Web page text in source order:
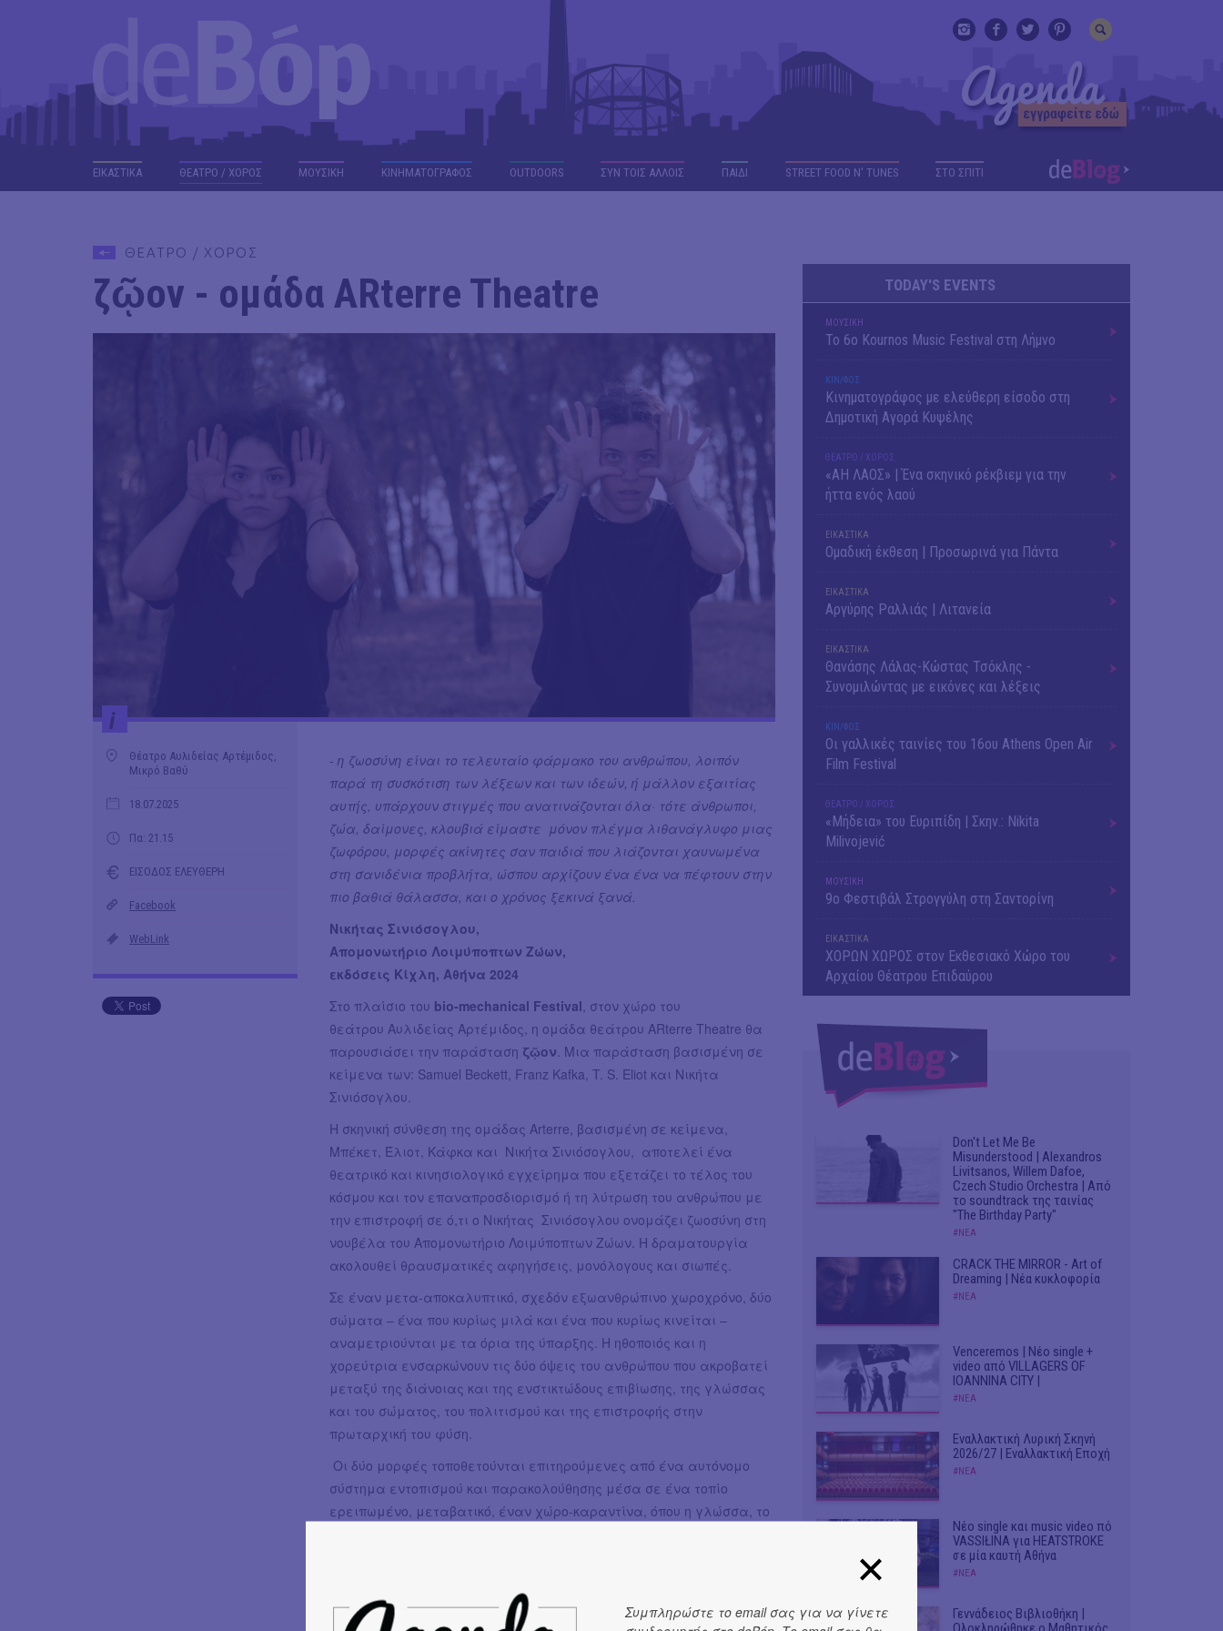
ΕΙΚΑΣΤΙΚΑ ΘΕΑΤΡΟ / ΧΟΡΟΣ ΜΟΥΣΙΚΗ ΚΙΝΗΜΑΤΟΓΡΑΦΟΣ OUTDΟORS ΣΥΝ ΤΟΙΣ ΑΛΛΟΙΣ ΠΑΙΔΙ STREET FOOD N' TUNES ΣΤΟ ΣΠΙΤΙ
ΘΕΑΤΡΟ / ΧΟΡΟΣ
ζῷον - ομάδα ARterre Theatre
i
Θέατρο Αυλιδείας Αρτέμιδος,
Μικρό Βαθύ
18.07.2025
Πα: 21.15
ΕΙΣΟΔΟΣ ΕΛΕΥΘΕΡΗ
Facebook
WebLink
- η ζωοσύνη είναι το τελευταίο φάρμακο του ανθρώπου, λοιπόν
παρά τη συσκότιση των λέξεων και των ιδεών, ή μάλλον εξαιτίας
αυτής, υπάρχουν στιγμές που ανατινάζονται όλα· τότε άνθρωποι,
ζώα, δαίμονες, κλουβιά είμαστε μόνον πλέγμα λιθανάγλυφο μιας
ζωφόρου, μορφές ακίνητες σαν παιδιά που λιάζονται χαυνωμένα
στη σανιδένια προβλήτα, ώσπου αρχίζουν ένα ένα να πέφτουν στην
πιο βαθιά θάλασσα, και ο χρόνος ξεκινά ξανά.
Νικήτας Σινιόσογλου,
Απομονωτήριο Λοιμύποπτων Ζώων,
εκδόσεις Κίχλη, Αθήνα 2024
Στο πλαίσιο του bio-mechanical Festival , στον χώρο του
θεάτρου Αυλιδείας Αρτέμιδος, η ομάδα θεάτρου ARterre Theatre θα
παρουσιάσει την παράσταση ζῷον . Μια παράσταση βασισμένη σε
κείμενα των: Samuel Beckett, Franz Kafka, T. S. Eliot και Νικήτα
Σινιόσογλου.
Η σκηνική σύνθεση της ομάδας Arterre, βασισμένη σε κείμενα,
Μπέκετ, Έλιοτ, Κάφκα και Νικήτα Σινιόσογλου, αποτελεί ένα
θεατρικό και κινησιολογικό εγχείρημα που εξετάζει το τέλος του
κόσμου και τον επαναπροσδιορισμό ή τη λύτρωση του ανθρώπου με
την επιστροφή σε ό,τι ο Νικήτας Σινιόσογλου ονομάζει ζωοσύνη στη
νουβέλα του Απομονωτήριο Λοιμύποπτων Ζώων. Η δραματουργία
ακολουθεί θραυσματικές αφηγήσεις, μονόλογους και σιωπές.
Σε έναν μετα-αποκαλυπτικό, σχεδόν εξωανθρώπινο χωροχρόνο, δύο
σώματα – ένα που κυρίως μιλά και ένα που κυρίως κινείται –
αναμετριούνται με τα όρια της ύπαρξης. Η ηθοποιός και η
χορεύτρια ενσαρκώνουν τις δύο όψεις του ανθρώπου που ακροβατεί
μεταξύ της διάνοιας και της ενστικτώδους επιβίωσης, της γλώσσας
και του σώματος, του πολιτισμού και της επιστροφής στην
πρωταρχική του φύση.
Οι δύο μορφές τοποθετούνται επιτηρούμενες από ένα αυτόνομο
σύστημα εντοπισμού και παρακολούθησης μέσα σε ένα τοπίο
ερειπωμένο, μεταβατικό, έναν χώρο-καραντίνα, όπου η γλώσσα, το
υπακούοντας σε φυσικές ανάγκες. Το «λοιμύποπτο ζώο» της
παράστασης δεν είναι μόνο το υποκείμενο που έχει ασθενήσει και
TODAY'S EVENTS
ΜΟΥΣΙΚΗ
Το 6ο Kournos Music Festival στη Λήμνο
ΚΙΝ/ΦΟΣ
Κινηματογράφος με ελεύθερη είσοδο στη
Δημοτική Αγορά Κυψέλης
ΘΕΑΤΡΟ / ΧΟΡΟΣ
«ΑΗ ΛΑΟΣ» | Ένα σκηνικό ρέκβιεμ για την
ήττα ενός λαού
ΕΙΚΑΣΤΙΚΑ
Ομαδική έκθεση | Προσωρινά για Πάντα
ΕΙΚΑΣΤΙΚΑ
Αργύρης Ραλλιάς | Λιτανεία
ΕΙΚΑΣΤΙΚΑ
Θανάσης Λάλας-Κώστας Τσόκλης -
Συνομιλώντας με εικόνες και λέξεις
ΚΙΝ/ΦΟΣ
Οι γαλλικές ταινίες του 16ου Athens Open Air
Film Festival
ΘΕΑΤΡΟ / ΧΟΡΟΣ
«Μήδεια» του Ευριπίδη | Σκην.: Nikita
Milivojević
ΜΟΥΣΙΚΗ
9o Φεστιβάλ Στρογγύλη στη Σαντορίνη
ΕΙΚΑΣΤΙΚΑ
ΧΟΡΩΝ ΧΩΡΟΣ στον Εκθεσιακό Χώρο του
Αρχαίου Θέατρου Επιδαύρου
Don't Let Me Be
Misunderstood | Alexandros
Livitsanos, Willem Dafoe,
Czech Studio Orchestra | Από
το soundtrack της ταινίας
"The Birthday Party"
#ΝΕΑ
CRACK THE MIRROR - Art of
Dreaming | Νέα κυκλοφορία
#ΝΕΑ
Venceremos | Νέο single +
video από VILLAGERS OF
IOANNINA CITY |
#ΝΕΑ
Εναλλακτική Λυρική Σκηνή
2026/27 | Εναλλακτική Εποχή
#ΝΕΑ
Νέο single και music video πό
VASSIŁINA για HEATSTROKE
σε μία καυτή Αθήνα
#ΝΕΑ
Γεννάδειος Βιβλιοθήκη |
Συμπληρώστε το email σας για να γίνετε